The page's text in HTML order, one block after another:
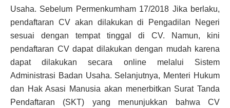
Usaha. Sebelum Permenkumham 17/2018 Jika berlaku,
pendaftaran CV akan dilakukan di Pengadilan Negeri
sesuai dengan tempat tinggal di CV. Namun, kini
pendaftaran CV dapat dilakukan dengan mudah karena
dapat dilakukan secara online melalui Sistem
Administrasi Badan Usaha. Selanjutnya, Menteri Hukum
dan Hak Asasi Manusia akan menerbitkan Surat Tanda
Pendaftaran (SKT) yang menunjukkan bahwa CV